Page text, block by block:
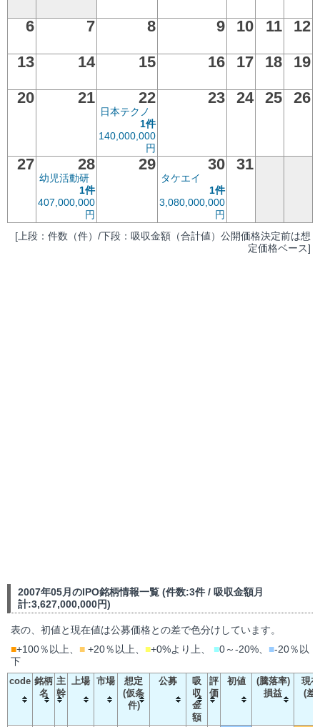
6
7 8 9 10 11
12
13
14 15 16 17 18
19
20
21 22
日本テクノ
1件
140,000,000
円
23 24 25 26
27 28
幼児活動研
1件
407,000,000
円
29 30
タケエイ
1件
3,080,000,000
円
31
[上段：件数（件）/下段：吸収金額（合計値）公開価格決定前は想
定価格ベース]
2007年05月のIPO銘柄情報一覧 (件数:3件 / 吸収金額月
計:3,627,000,000円)
表の、初値と現在値は公募価格との差で色分けしています。
■+100％以上、 ■ +20％以上、 ■+0%より上、 ■0～-20%、 ■-20％以
下
code 銘柄
名
主
幹
上場 市場
想定
(仮条
件)
公募
吸
収
金
額
評
価
初値
(騰落率)
損益
現
(差